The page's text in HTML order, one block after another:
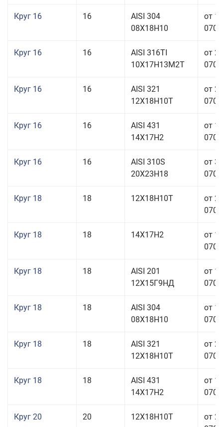
Круг 16 16
AISI 304
08Х18Н10
от
Круг 16 16
AISI 316TI
10Х17Н13М2Т
от
Круг 16 16
AISI 321
12Х18Н10Т
от
Круг 16 16
AISI 431
14Х17Н2
от
Круг 16 16
AISI 310S
20Х23Н18
от
Круг 18 18 12Х18Н10Т
от
Круг 18 18 14Х17Н2
от
Круг 18 18
AISI 201
12Х15Г9НД
от
Круг 18 18
AISI 304
08Х18Н10
от
Круг 18 18
AISI 321
12Х18Н10Т
от
Круг 18 18
AISI 431
14Х17Н2
от
Круг 20 20 12Х18Н10Т
от